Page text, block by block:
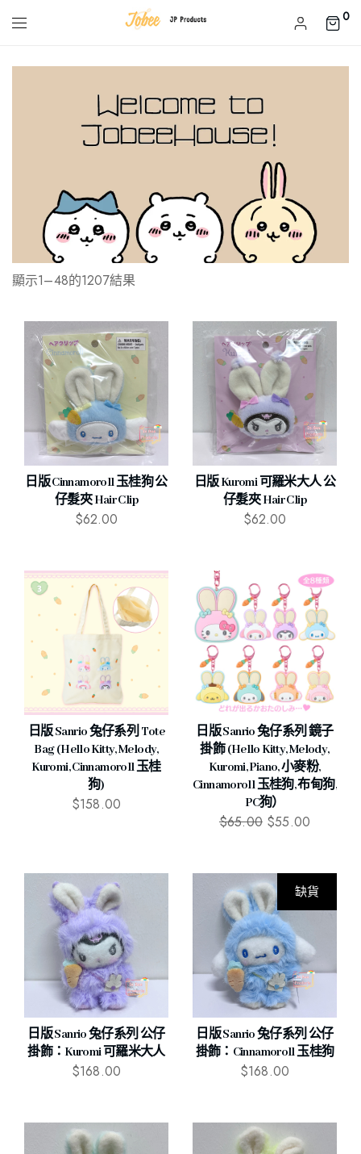
0
顯示1–48的1207結果
日版 Cinnamoroll 玉桂狗 公
仔髮夾 Hair Clip
$62.00
日版 Kuromi 可羅米大人 公
仔髮夾 Hair Clip
$62.00
日版 Sanrio 兔仔系列 Tote
Bag (Hello Kitty, Melody,
Kuromi, Cinnamoroll 玉桂
狗)
$158.00
日版 Sanrio 兔仔系列 鏡子
掛飾 (Hello Kitty, Melody,
Kuromi, Piano, 小麥粉,
Cinnamoroll 玉桂狗, 布甸狗,
PC狗）
$65.00 $55.00
日版 Sanrio 兔仔系列 公仔
掛飾：Kuromi 可羅米大人
$168.00
缺貨
日版 Sanrio 兔仔系列 公仔
掛飾：Cinnamoroll 玉桂狗
$168.00